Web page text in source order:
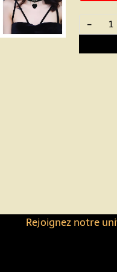
Rejoignez notre
-